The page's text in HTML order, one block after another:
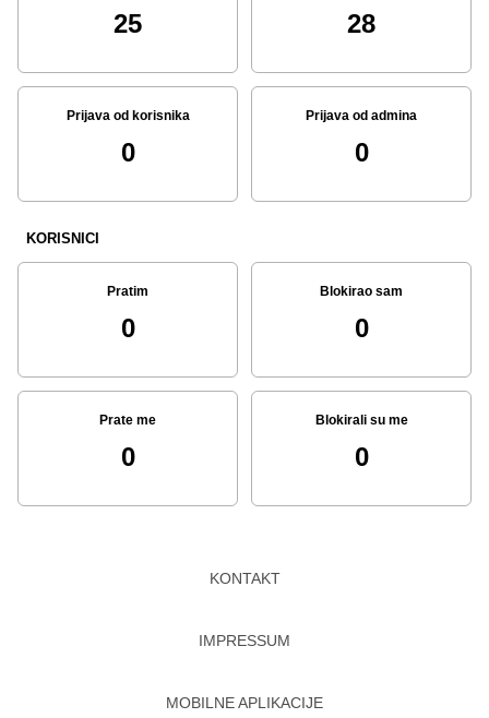
25 28
Prijava od korisnika
0
Prijava od admina
0
KORISNICI
Pratim
0
Blokirao sam
0
Prate me
0
Blokirali su me
0
KONTAKT
IMPRESSUM
MOBILNE APLIKACIJE